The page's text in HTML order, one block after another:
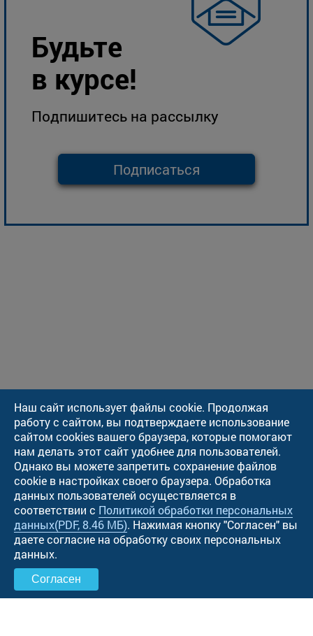
Будьте
в курсе!
Подпишитесь на рассылку
Подписаться
Наш сайт использует файлы cookie. Продолжая
работу с сайтом, вы подтверждаете использование
сайтом cookies вашего браузера, которые помогают
нам делать этот сайт удобнее для пользователей.
Однако вы можете запретить сохранение файлов
cookie в настройках своего браузера. Обработка
данных пользователей осуществляется в
соответствии с Политикой обработки персональных
данных(PDF, 8.46 МБ). Нажимая кнопку "Cогласен" вы
даете согласие на обработку своих персональных
данных.
Согласен